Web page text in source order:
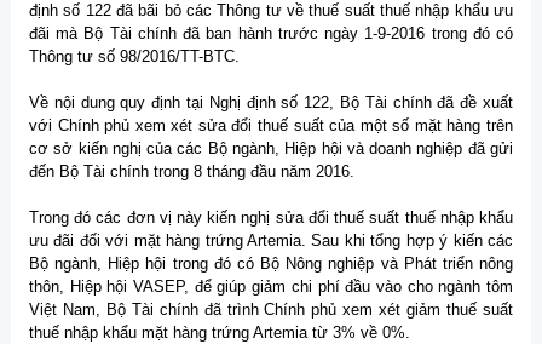
định số 122 đã bãi bỏ các Thông tư về thuế suất thuế nhập khẩu ưu
đãi mà Bộ Tài chính đã ban hành trước ngày 1-9-2016 trong đó có
Thông tư số 98/2016/TT-BTC.
Về nội dung quy định tại Nghị định số 122, Bộ Tài chính đã đề xuất
với Chính phủ xem xét sửa đổi thuế suất của một số mặt hàng trên
cơ sở kiến nghị của các Bộ ngành, Hiệp hội và doanh nghiệp đã gửi
đến Bộ Tài chính trong 8 tháng đầu năm 2016.
Trong đó các đơn vị này kiến nghị sửa đổi thuế suất thuế nhập khẩu
ưu đãi đối với mặt hàng trứng Artemia. Sau khi tổng hợp ý kiến các
Bộ ngành, Hiệp hội trong đó có Bộ Nông nghiệp và Phát triển nông
thôn, Hiệp hội VASEP, để giúp giảm chi phí đầu vào cho ngành tôm
Việt Nam, Bộ Tài chính đã trình Chính phủ xem xét giảm thuế suất
thuế nhập khẩu mặt hàng trứng Artemia từ 3% về 0%.